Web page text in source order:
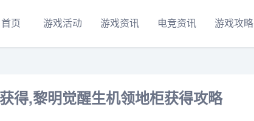
首页 游戏活动 游戏资讯 电竞资讯 游戏攻略
得,黎明觉醒生机领地柜获得攻略